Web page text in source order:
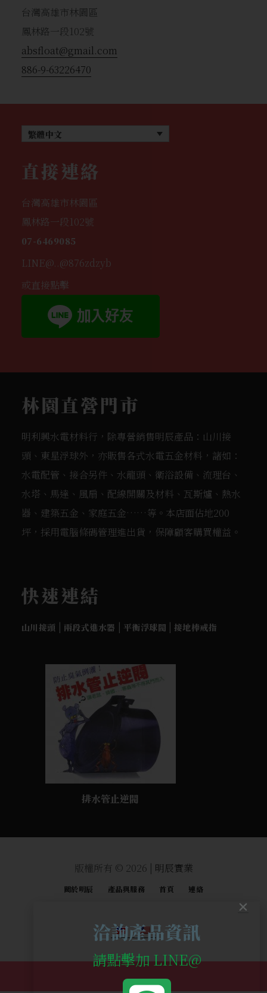
台灣高雄市林園區
鳳林路一段102號
absfloat@gmail.com
886-9-63226470
繁體中文
直接連絡
台灣高雄市林園區
鳳林路一段102號
07-6469085
LINE@..@876zdzyb
或直接點擊
林園直營門市
明利興水電材料行，除專營銷售明辰產品：山川接
頭、東星浮球外，亦販售各式水電五金材料，諸如：
水電配管、接合另件、水龍頭、衛浴設備、流理台、
水塔、馬達、風扇、配線開關及材料、瓦斯爐、熱水
器、建築五金、家庭五金……等。本店面佔地200
坪，採用電腦條碼管理進出貨，保障顧客購買權益。
快速連結
山川接頭 兩段式進水器 平衡浮球閥 接地棒戒指
排水管止逆閥
版權所有 © 2026 | 明辰實業
關於明辰 產品與服務 首頁 連絡